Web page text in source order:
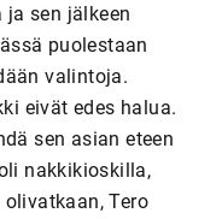
sen jälkeen
puolestaan
valintoja.
eivät edes halua.
sen asian eteen
nakkikioskilla,
Tero